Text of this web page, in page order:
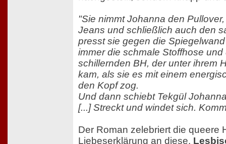
"Sie nimmt Johanna den
Jeans und schließlich auch den
presst sie gegen die
immer die schmale Stoffhose und
schillernden BH, der unter ihrem
kam, als sie es mit einem
den Kopf zog.
Und dann schiebt Tekgül
[...] Streckt und windet sich.
Der Roman zelebriert die queere
Liebeserklärung an diese.